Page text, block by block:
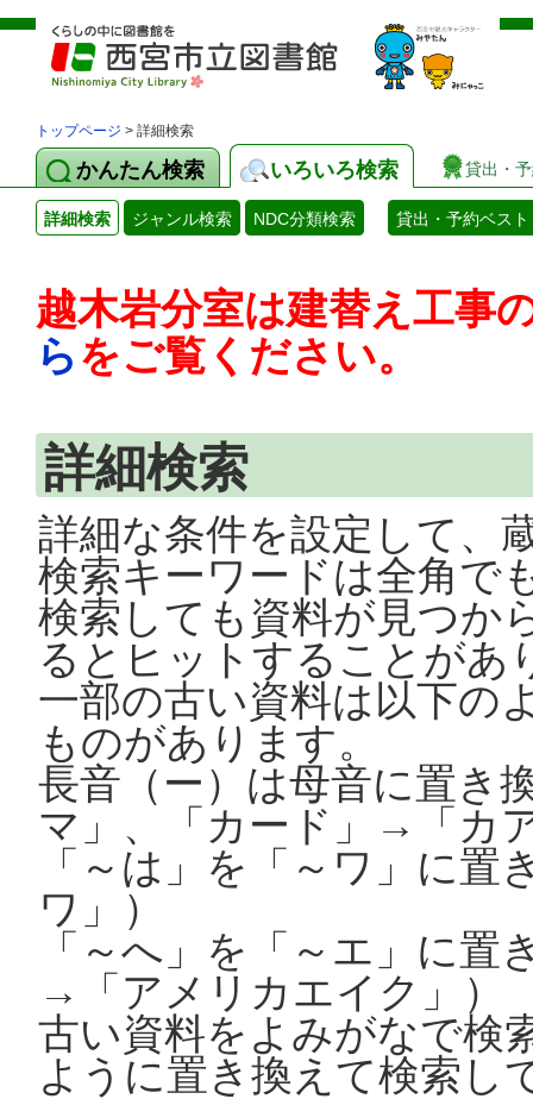
トップページ > 詳細検索
かんたん検索 いろいろ検索 貸出・
詳細検索 ジャンル検索 NDC分類検索 貸出・予約ベスト
越木岩分室は建替え工事
ら をご覧ください。
詳細検索
詳細な条件を設定して、
検索キーワードは全角で
検索しても資料が見つか
るとヒットすることがあ
一部の古い資料は以下の
ものがあります。
長音（ー）は母音に置き
マ」、「カード」→「カ
「～は」を「～ワ」に
ワ」）
「～へ」を「～エ」に
→「アメリカエイク」）
古い資料をよみがなで検
ように置き換えて検索し